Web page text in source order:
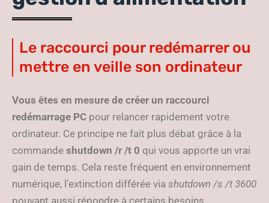
Le raccourci pour redémarrer ou
mettre en veille son ordinateur
Vous êtes en mesure de créer un raccourci
redémarrage PC pour relancer rapidement votre
ordinateur. Ce principe ne fait plus débat grâce à la
commande shutdown /r /t 0 qui vous apporte un vrai
gain de temps. Cela reste fréquent en environnement
numérique, l’extinction différée via shutdown /s /t 3600